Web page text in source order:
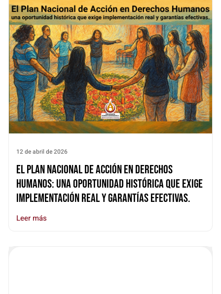
12 de abril de 2026
El Plan Nacional de Acción en Derechos
Humanos: una oportunidad histórica que exige
implementación real y garantías efectivas.
Leer más